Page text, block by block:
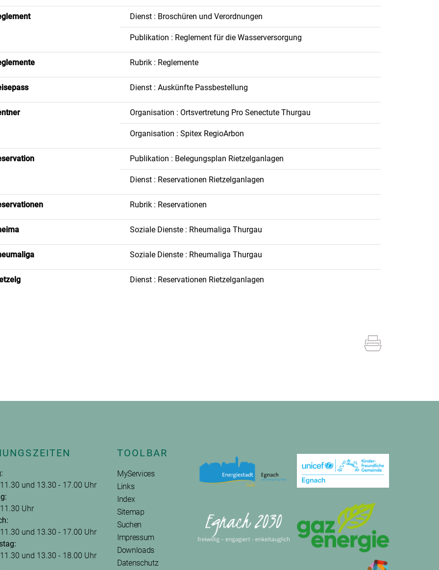
Dienst : Broschüren und Verordnungen
Publikation : Reglement für die Wasserversorgung
Rubrik : Reglemente
Dienst : Auskünfte Passbestellung
Organisation : Ortsvertretung Pro Senectute Thurgau
Organisation : Spitex RegioArbon
Publikation : Belegungsplan Rietzelganlagen
Dienst : Reservationen Rietzelganlagen
Rubrik : Reservationen
Soziale Dienste : Rheumaliga Thurgau
Soziale Dienste : Rheumaliga Thurgau
Dienst : Reservationen Rietzelganlagen
und 13.30 - 17.00 Uhr
Uhr
und 13.30 - 17.00 Uhr
und 13.30 - 18.00 Uhr
TOOLBAR
MyServices
Links
Index
Sitemap
Suchen
Impressum
Downloads
Datenschutz